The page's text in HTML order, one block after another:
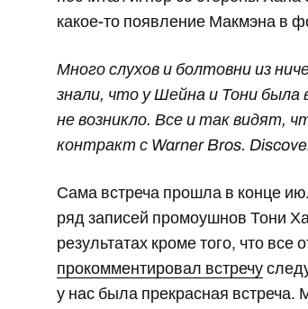
какое-то появление Макмэна в
Много слухов и болтовни из
знали, что у Шейна и Тони была
не возникло. Все и так видят,
контракт с Warner Bros.
Сама встреча прошла в конце
ряд записей промоушнов Тони
результатах кроме того, что все
прокомментировал встречу
у нас была прекрасная